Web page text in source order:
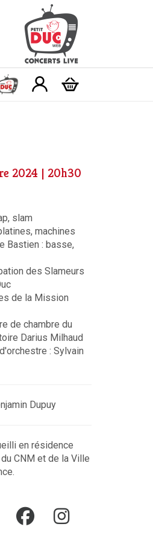
2024 | 20h30
slam
machines
Bastien : basse,
des Slameurs
de la Mission
de chambre du
Darius Milhaud
: Sylvain
Dupuy
en résidence
CNM et de la Ville